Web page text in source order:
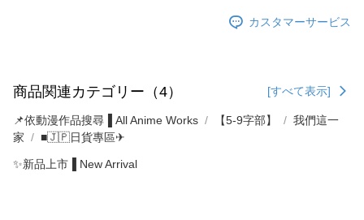
カスタマーサービス
商品関連カテゴリー（4） [すべて表示]
📌依動漫作品搜尋▐ All Anime Works 【5-9字部】
我們這一
家
■🇯🇵日貨專區✈
✨新品上市▐ New Arrival